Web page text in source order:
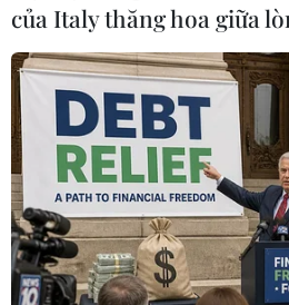
của Italy thăng hoa giữa